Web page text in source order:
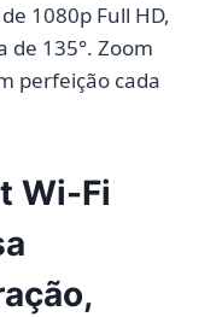
1080p Full HD,
de 135°. Zoom
perfeição cada
Wi-Fi